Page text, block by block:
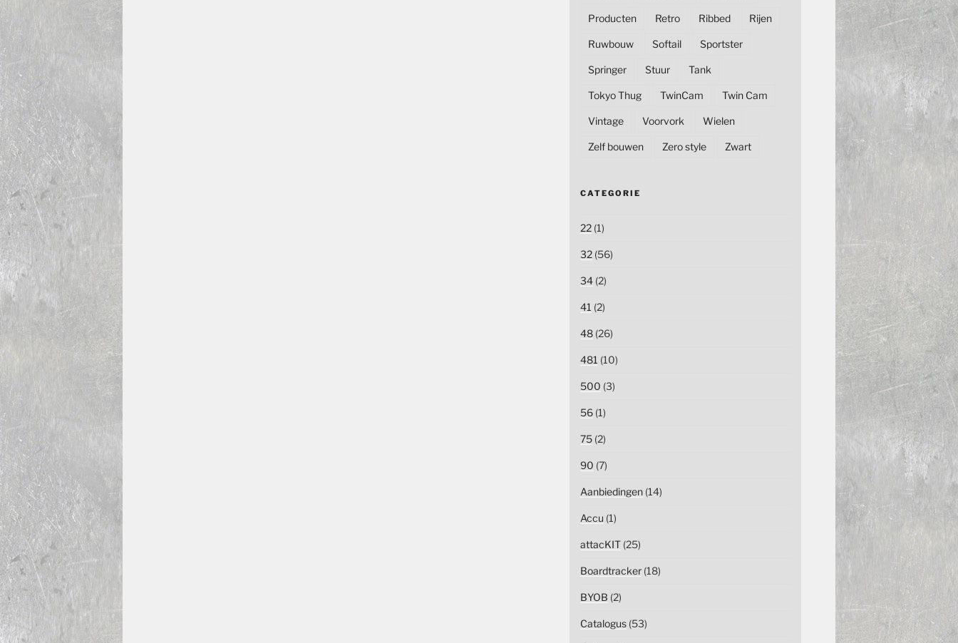
Producten Retro Ribbed Rijen
Ruwbouw Softail Sportster
Springer Stuur Tank
Tokyo Thug TwinCam Twin Cam
Vintage Voorvork Wielen
Zelf bouwen Zero style Zwart
CATEGORIE
22(1)
32(56)
34(2)
41 (2)
48(26)
481 (10)
500 (3)
56(1)
75(2)
90 (7)
Aanbiedingen(14)
Accu (1)
attacKIT(25)
Boardtracker(18)
BYOB (2)
Catalogus(53)